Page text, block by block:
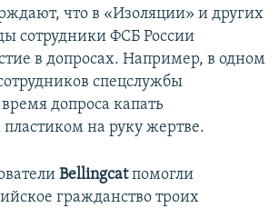
что в «Изоляции» и других
сотрудники ФСБ России
в допросах. Например, в одном
спецслужбы
допроса капать
на руку жертве.
Bellingcatпомогли
гражданство троих